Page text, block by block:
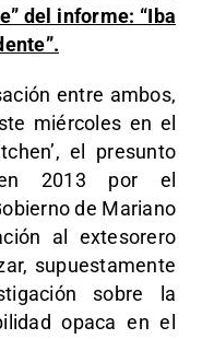
del informe: “Iba
entre ambos,
miércoles en el
el presunto
en 2013 por el
de Mariano
al extesorero
supuestamente
sobre la
opaca en el